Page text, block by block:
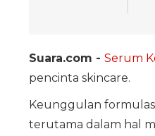
Suara.com - Serum
pencinta skincare.
Keunggulan
terutama dalam hal